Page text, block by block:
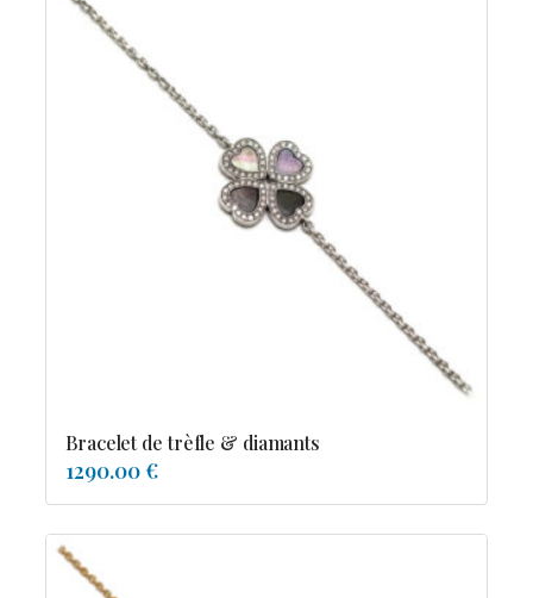
Bracelet de trèfle & diamants
1290.00 €